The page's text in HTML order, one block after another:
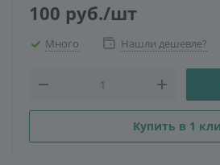
100 руб./шт
Много Нашли дешевле?
Купить в 1